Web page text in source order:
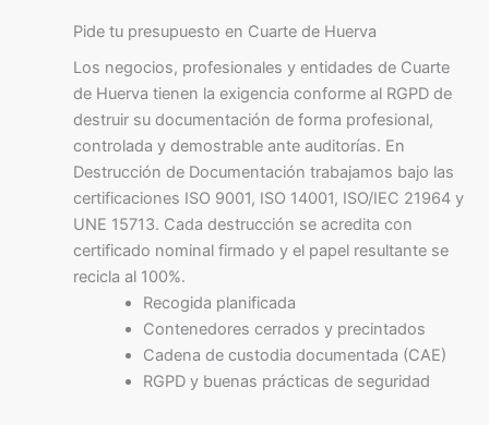
Pide tu presupuesto en Cuarte de Huerva
Los negocios, profesionales y entidades de Cuarte
de Huerva tienen la exigencia conforme al RGPD de
destruir su documentación de forma profesional,
controlada y demostrable ante auditorías. En
Destrucción de Documentación trabajamos bajo las
certificaciones ISO 9001, ISO 14001, ISO/IEC 21964 y
UNE 15713. Cada destrucción se acredita con
certificado nominal firmado y el papel resultante se
recicla al 100%.
Recogida planificada
Contenedores cerrados y precintados
Cadena de custodia documentada (CAE)
RGPD y buenas prácticas de seguridad